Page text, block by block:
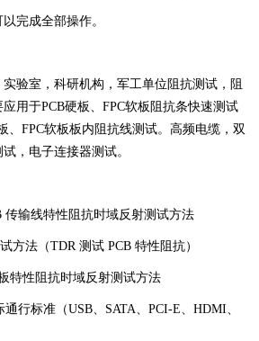
完成全部操作。
验室，科研机构，军工单位阻抗测试，阻
用于PCB硬板、FPC软板阻抗条快速测试
板、FPC软板板内阻抗线测试。高频电缆，双
，电子连接器测试。
传输线特性阻抗时域反射测试方法
方法（TDR 测试 PCB 特性阻抗）
特性阻抗时域反射测试方法
行标准（USB、SATA、PCI-E、HDMI、